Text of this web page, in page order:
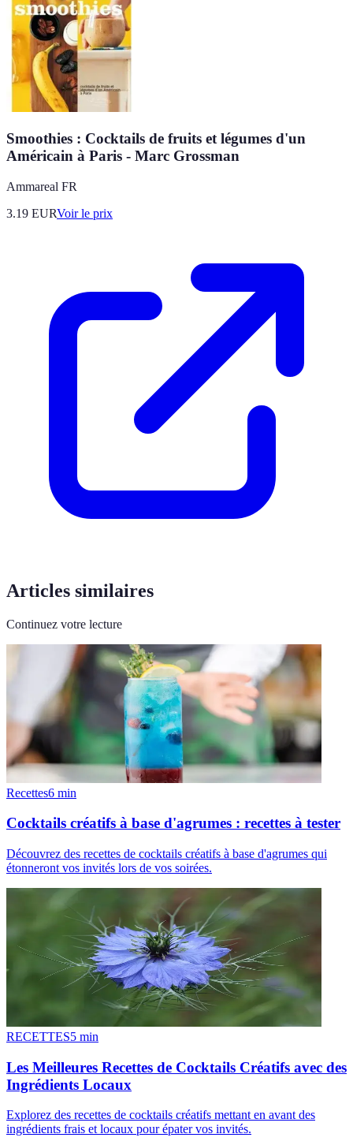
Smoothies : Cocktails de fruits et légumes d'un
Américain à Paris - Marc Grossman
Ammareal FR
3.19 EURVoir le prix
Articles similaires
Continuez votre lecture
Recettes6 min
Cocktails créatifs à base d'agrumes : recettes à tester
Découvrez des recettes de cocktails créatifs à base d'agrumes qui
étonneront vos invités lors de vos soirées.
RECETTES5 min
Les Meilleures Recettes de Cocktails Créatifs avec des
Ingrédients Locaux
Explorez des recettes de cocktails créatifs mettant en avant des
ingrédients frais et locaux pour épater vos invités.